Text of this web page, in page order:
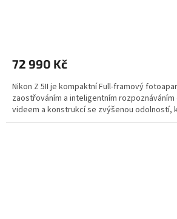
72 990 Kč
Nikon Z 5II je kompaktní Full-framový
zaostřováním a inteligentním
videem a konstrukcí se zvýšenou odolností,